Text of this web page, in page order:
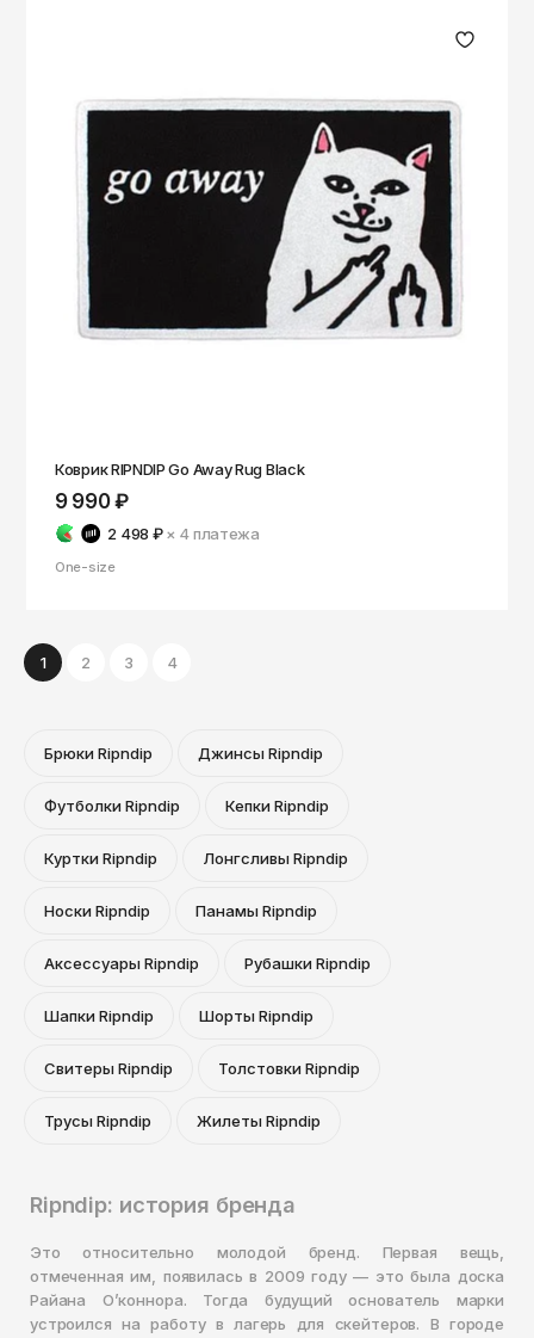
Коврик RIPNDIP Go Away Rug Black
9 990 ₽
2 498 ₽ × 4платежа
One-size
1 2 3 4
Брюки Ripndip Джинсы Ripndip
Футболки Ripndip Кепки Ripndip
Куртки Ripndip Лонгсливы Ripndip
Носки Ripndip Панамы Ripndip
Аксессуары Ripndip Рубашки Ripndip
Шапки Ripndip Шорты Ripndip
Свитеры Ripndip Толстовки Ripndip
Трусы Ripndip Жилеты Ripndip
Ripndip: история бренда
Это относительно молодой бренд. Первая вещь,
отмеченная им, появилась в 2009 году — это была доска
Райана О’коннора. Тогда будущий основатель марки
устроился на работу в лагерь для скейтеров. В городе